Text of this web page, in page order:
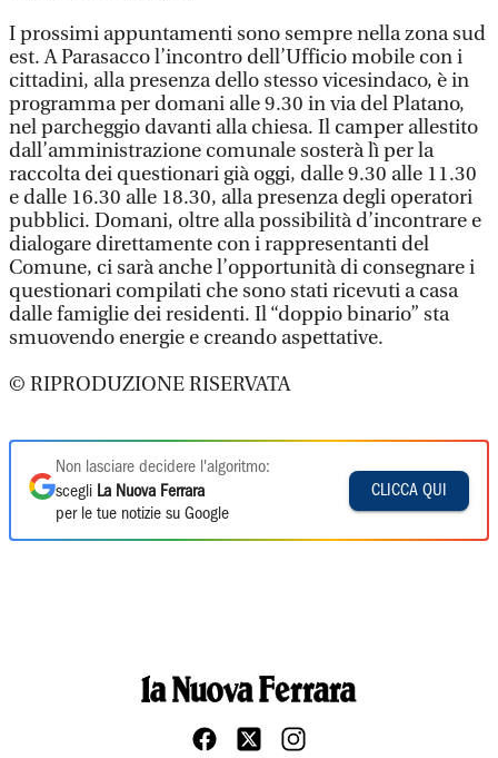
I prossimi appuntamenti sono sempre nella zona sud
est. A Parasacco l’incontro dell’Ufficio mobile con i
cittadini, alla presenza dello stesso vicesindaco, è in
programma per domani alle 9.30 in via del Platano,
nel parcheggio davanti alla chiesa. Il camper allestito
dall’amministrazione comunale sosterà lì per la
raccolta dei questionari già oggi, dalle 9.30 alle 11.30
e dalle 16.30 alle 18.30, alla presenza degli operatori
pubblici. Domani, oltre alla possibilità d’incontrare e
dialogare direttamente con i rappresentanti del
Comune, ci sarà anche l’opportunità di consegnare i
questionari compilati che sono stati ricevuti a casa
dalle famiglie dei residenti. Il “doppio binario” sta
smuovendo energie e creando aspettative.
© RIPRODUZIONE RISERVATA
Non lasciare decidere l'algoritmo:
scegli La Nuova Ferrara
per le tue notizie su Google
CLICCA QUI